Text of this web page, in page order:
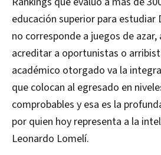
educación superior para estudiar
no corresponde a juegos de
acreditar a oportunistas o
académico otorgado va la
que colocan al egresado en
comprobables y esa es la
por quien hoy representa a la
Leonardo Lomelí.